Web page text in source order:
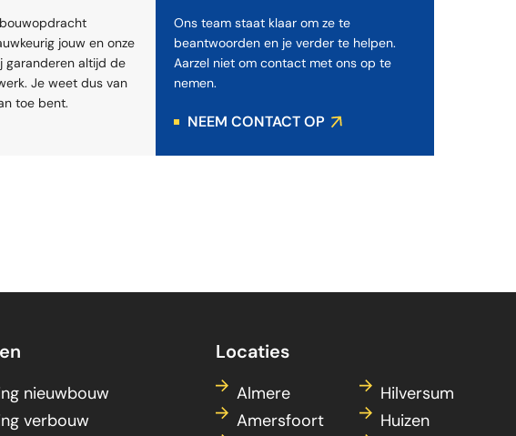
jouw en onze
garanderen altijd de
Je weet dus van
toe bent.
Ons team staat klaar om ze te
beantwoorden en je verder te helpen.
Aarzel niet om contact met ons op te
nemen.
NEEM CONTACT OP
nieuwbouw
verbouw
Locaties
Almere
Amersfoort
Hilversum
Huizen